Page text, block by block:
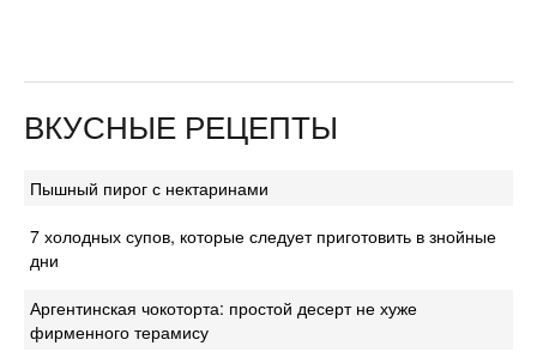
ВКУСНЫЕ РЕЦЕПТЫ
Пышный пирог с нектаринами
7 холодных супов, которые следует приготовить в знойные
дни
Аргентинская чокоторта: простой десерт не хуже
фирменного терамису